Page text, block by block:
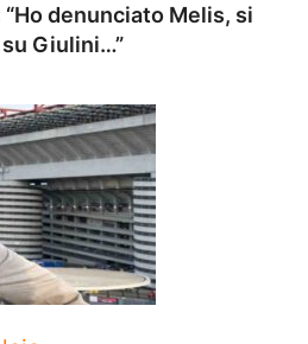
denunciato Melis, si
Giulini…”